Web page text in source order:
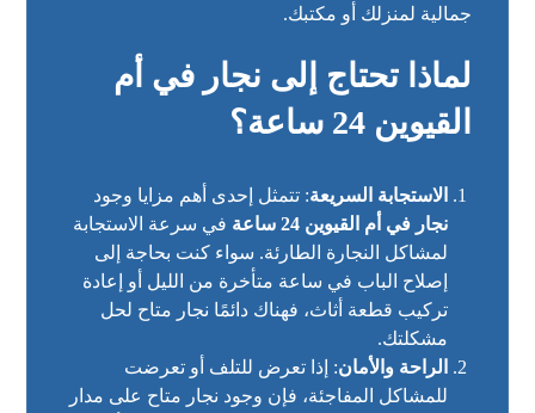
جمالية لمنزلك أو مكتبك.
لماذا تحتاج إلى نجار في أم
القيوين 24 ساعة؟
الاستجابة السريعة: تتمثل إحدى أهم مزايا وجود
نجار في أم القيوين 24 ساعة
في سرعة الاستجابة
لمشاكل النجارة الطارئة. سواء كنت بحاجة إلى
إصلاح الباب في ساعة متأخرة من الليل أو إعادة
تركيب قطعة أثاث، فهناك دائمًا نجار متاح لحل
مشكلتك.
الراحة والأمان: إذا تعرض للتلف أو تعرضت
للمشاكل المفاجئة، فإن وجود نجار متاح على مدار